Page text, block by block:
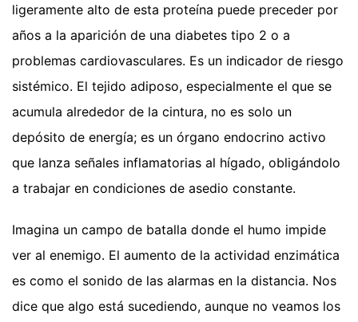
ligeramente alto de esta proteína puede preceder por
años a la aparición de una diabetes tipo 2 o a
problemas cardiovasculares. Es un indicador de riesgo
sistémico. El tejido adiposo, especialmente el que se
acumula alrededor de la cintura, no es solo un
depósito de energía; es un órgano endocrino activo
que lanza señales inflamatorias al hígado, obligándolo
a trabajar en condiciones de asedio constante.
Imagina un campo de batalla donde el humo impide
ver al enemigo. El aumento de la actividad enzimática
es como el sonido de las alarmas en la distancia. Nos
dice que algo está sucediendo, aunque no veamos los